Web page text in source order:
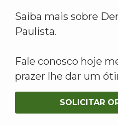
Saiba mais sobre
Paulista.
Fale conosco hoje
prazer lhe dar um
SOLICITAR